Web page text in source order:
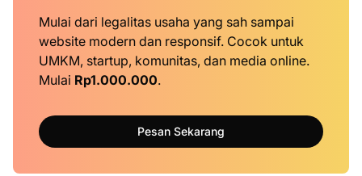
Mulai dari legalitas usaha yang sah sampai
website modern dan responsif. Cocok untuk
UMKM, startup, komunitas, dan media online.
Mulai Rp1.000.000.
Pesan Sekarang